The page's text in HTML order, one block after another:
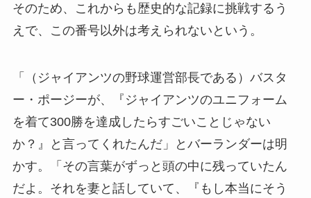
そのため、これからも歴史的な記録に挑戦するう
えで、この番号以外は考えられないという。
「（ジャイアンツの野球運営部長である）バスタ
ー・ポージーが、『ジャイアンツのユニフォーム
を着て300勝を達成したらすごいことじゃない
か？』と言ってくれたんだ」とバーランダーは明
かす。「その言葉がずっと頭の中に残っていたん
だよ。それを妻と話していて、『もし本当にそう